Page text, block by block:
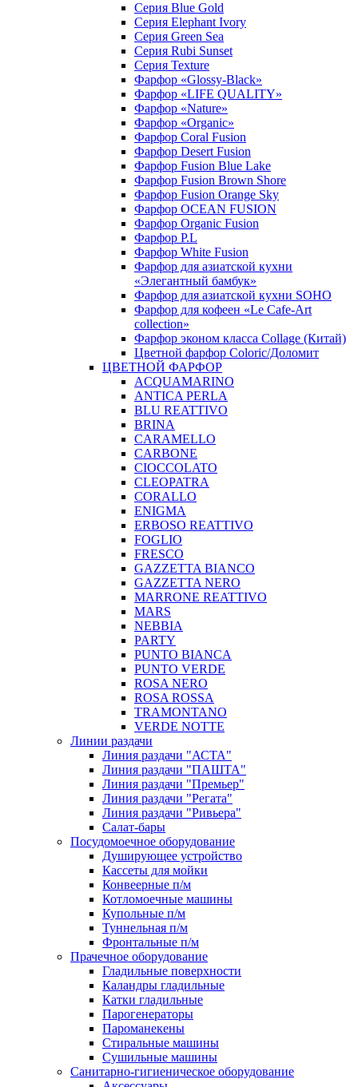
Серия Blue Gold
Серия Elephant Ivory
Серия Green Sea
Серия Rubi Sunset
Серия Texture
Фарфор «Glossy-Black»
Фарфор «LIFE QUALITY»
Фарфор «Nature»
Фарфор «Organic»
Фарфор Coral Fusion
Фарфор Desert Fusion
Фарфор Fusion Blue Lake
Фарфор Fusion Brown Shore
Фарфор Fusion Orange Sky
Фарфор OCEAN FUSION
Фарфор Organic Fusion
Фарфор P.L
Фарфор White Fusion
Фарфор для азиатской кухни
«Элегантный бамбук»
Фарфор для азиатской кухни SOHO
Фарфор для кофеен «Le Cafe-Art
collection»
Фарфор эконом класса Collage (Китай)
Цветной фарфор Coloric/Доломит
ЦВЕТНОЙ ФАРФОР
ACQUAMARINO
ANTICA PERLA
BLU REATTIVO
BRINA
CARAMELLO
CARBONE
CIOCCOLATO
CLEOPATRA
CORALLO
ENIGMA
ERBOSO REATTIVO
FOGLIO
FRESCO
GAZZETTA BIANCO
GAZZETTA NERO
MARRONE REATTIVO
MARS
NEBBIA
PARTY
PUNTO BIANCA
PUNTO VERDE
ROSA NERO
ROSA ROSSA
TRAMONTANO
VERDE NOTTE
Линии раздачи
Линия раздачи "АСТА"
Линия раздачи "ПАШТА"
Линия раздачи "Премьер"
Линия раздачи "Регата"
Линия раздачи "Ривьера"
Салат-бары
Посудомоечное оборудование
Душирующее устройство
Кассеты для мойки
Конвеерные п/м
Котломоечные машины
Купольные п/м
Туннельная п/м
Фронтальные п/м
Прачечное оборудование
Гладильные поверхности
Каландры гладильные
Катки гладильные
Парогенераторы
Пароманекены
Стиральные машины
Сушильные машины
Санитарно-гигиеническое оборудование